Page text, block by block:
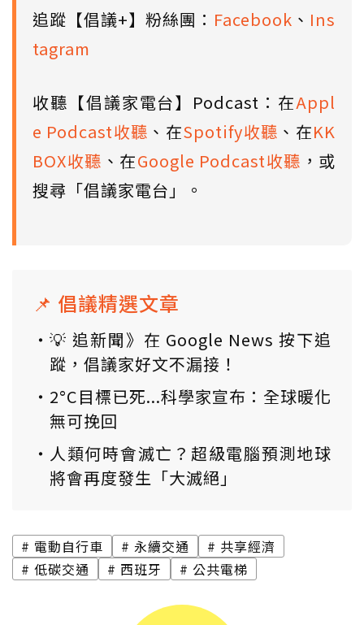
追蹤【倡議+】粉絲團： Facebook 、 Ins
tagram
收聽【倡議家電台】Podcast：在Appl
e Podcast收聽 、在Spotify收聽 、在KK
BOX收聽 、在Google Podcast收聽 ，或
搜尋「倡議家電台」。
📌 倡議精選文章
💡 追新聞》在 Google News 按下追
蹤，倡議家好文不漏接！
2°C目標已死...科學家宣布：全球暖化
無可挽回
人類何時會滅亡？超級電腦預測地球
將會再度發生「大滅絕」
電動自行車 永續交通
共享經濟
低碳交通
西班牙 公共電梯